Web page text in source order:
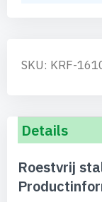
SKU: KRF-
Details
Roestvrij